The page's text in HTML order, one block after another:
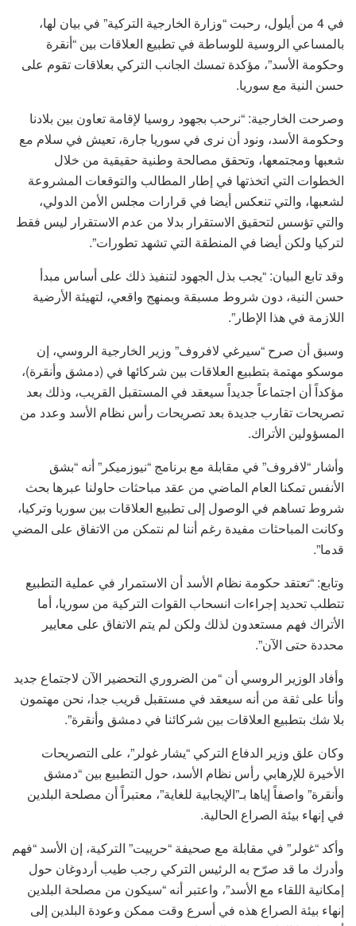
في 4 من أيلول، رحبت “وزارة الخارجية التركية” في بيان لها،
بالمساعي الروسية للوساطة في تطبيع العلاقات بين “أنقرة
وحكومة الأسد”، مؤكدة تمسك الجانب التركي بعلاقات تقوم على
حسن النية مع سوريا.
وصرحت الخارجية: “نرحب بجهود روسيا لإقامة تعاون بين بلادنا
وحكومة الأسد، ونود أن نرى في سوريا جارة، تعيش في سلام مع
شعبها ومجتمعها، وتحقق مصالحة وطنية حقيقية من خلال
الخطوات التي اتخذتها في إطار المطالب والتوقعات المشروعة
لشعبها، والتي تنعكس أيضا في قرارات مجلس الأمن الدولي،
والتي تؤسس لتحقيق الاستقرار بدلا من عدم الاستقرار ليس فقط
لتركيا ولكن أيضا في المنطقة التي تشهد تطورات”.
وقد تابع البيان: “يجب بذل الجهود لتنفيذ ذلك على أساس مبدأ
حسن النية، دون شروط مسبقة وبمنهج واقعي، لتهيئة الأرضية
اللازمة في هذا الإطار”.
وسبق أن صرح “سيرغي لافروف” وزير الخارجية الروسي، إن
موسكو مهتمة بتطبيع العلاقات بين شركائها في (دمشق وأنقرة)،
مؤكداً أن اجتماعاً جديداً سيعقد في المستقبل القريب، وذلك بعد
تصريحات تقارب جديدة بعد تصريحات رأس نظام الأسد وعدد من
المسؤولين الأتراك.
وأشار “لافروف” في مقابلة مع برنامج “نيوزميكر” أنه “بشق
الأنفس تمكنا العام الماضي من عقد مباحثات حاولنا عبرها بحث
شروط تساهم في الوصول إلى تطبيع العلاقات بين سوريا وتركيا،
وكانت المباحثات مفيدة رغم أننا لم نتمكن من الاتفاق على المضي
قدما”.
وتابع: “تعتقد حكومة نظام الأسد أن الاستمرار في عملية التطبيع
تتطلب تحديد إجراءات انسحاب القوات التركية من سوريا، أما
الأتراك فهم مستعدون لذلك ولكن لم يتم الاتفاق على معايير
محددة حتى الآن”.
وأفاد الوزير الروسي أن “من الضروري التحضير الآن لاجتماع جديد
وأنا على ثقة من أنه سيعقد في مستقبل قريب جدا، نحن مهتمون
بلا شك بتطبيع العلاقات بين شركائنا في دمشق وأنقرة”.
وكان علق وزير الدفاع التركي “يشار غولر”، على التصريحات
الأخيرة للإرهابي رأس نظام الأسد، حول التطبيع بين “دمشق
وأنقرة” واصفاً إياها بـ”الإيجابية للغاية”، معتبراً أن مصلحة البلدين
في إنهاء بيئة الصراع الحالية.
وأكد “غولر” في مقابلة مع صحيفة “حرييت” التركية، إن الأسد “فهم
وأدرك ما قد صرّح به الرئيس التركي رجب طيب أردوغان حول
إمكانية اللقاء مع الأسد”، واعتبر أنه “سيكون من مصلحة البلدين
إنهاء بيئة الصراع هذه في أسرع وقت ممكن وعودة البلدين إلى